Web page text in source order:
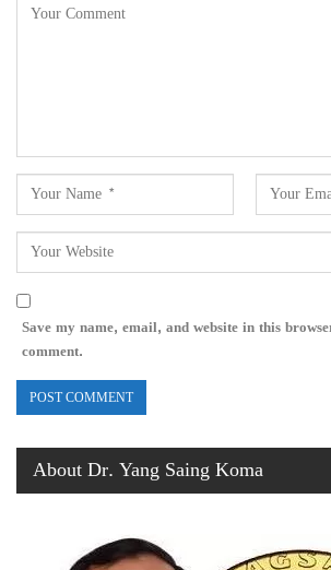
Save my name, email, and website in this
comment.
About Dr. Yang Saing Koma